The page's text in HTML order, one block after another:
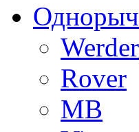
Werder
Rover
MB